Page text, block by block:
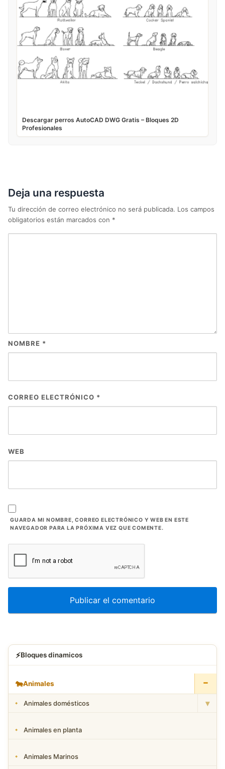
Descargar perros AutoCAD DWG Gratis – Bloques 2D
Profesionales
Deja una respuesta
Tu dirección de correo electrónico no será publicada. Los campos
obligatorios están marcados con *
NOMBRE *
CORREO ELECTRÓNICO *
WEB
GUARDA MI NOMBRE, CORREO ELECTRÓNICO Y WEB EN ESTE
NAVEGADOR PARA LA PRÓXIMA VEZ QUE COMENTE.
⚡Bloques dinamicos
🐄Animales −
Animales domésticos ▾
Animales en planta
Animales Marinos